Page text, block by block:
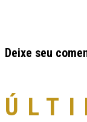
Deixe seu